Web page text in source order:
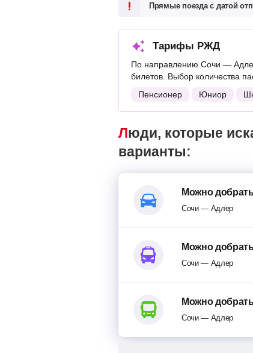
Прямые поезда с датой
Тарифы РЖД
По направлению Сочи —
билетов. Выбор количества
Пенсионер
Юниор
Люди, которые искали поезда Сочи — Адлер, также смотрели следующие
варианты:
Можно
Сочи — Адлер
Можно
Сочи — Адлер
Можно
Сочи — Адлер